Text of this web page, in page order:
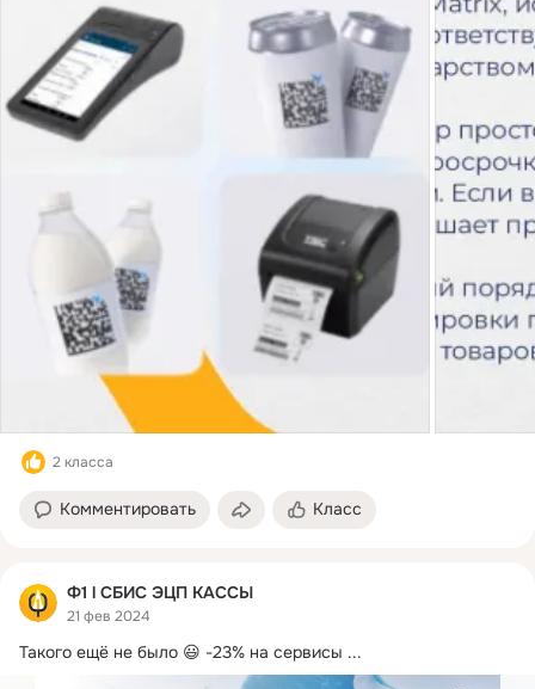
2 класса
Комментировать Класс
Ф1 l СБИС ЭЦП КАССЫ
21 фев 2024
Такого ещё не было 😃 -23% на сервисы ...